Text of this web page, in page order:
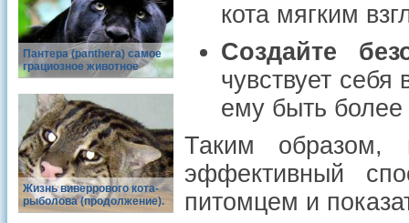
Пантера (panthera) самое
грациозное животное
Жизнь виверрового кота-
рыболова (продолжение).
кота мягким
Создайте
чувствует
ему быть
Таким образом,
эффективный
питомцем и